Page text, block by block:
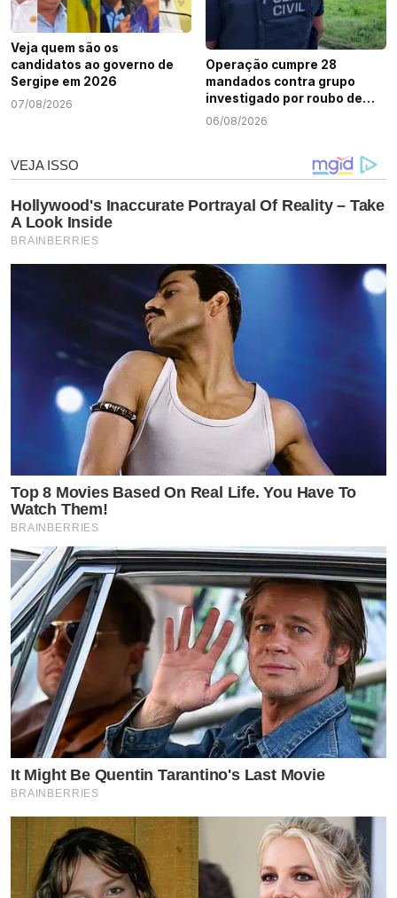
Veja quem são os
candidatos ao governo de
Sergipe em 2026
07/08/2026
Operação cumpre 28
mandados contra grupo
investigado por roubo de
cargas e tráfico de drogas
06/08/2026